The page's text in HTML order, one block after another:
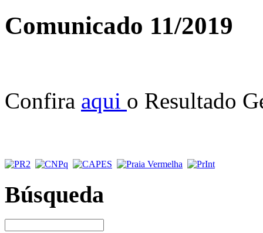
Comunicado 11/2019
Confira aqui o Resultado
Búsqueda